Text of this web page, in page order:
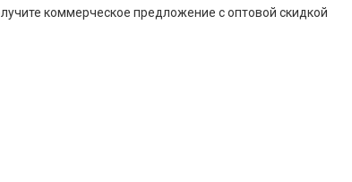
коммерческое предложение с оптовой скидкой